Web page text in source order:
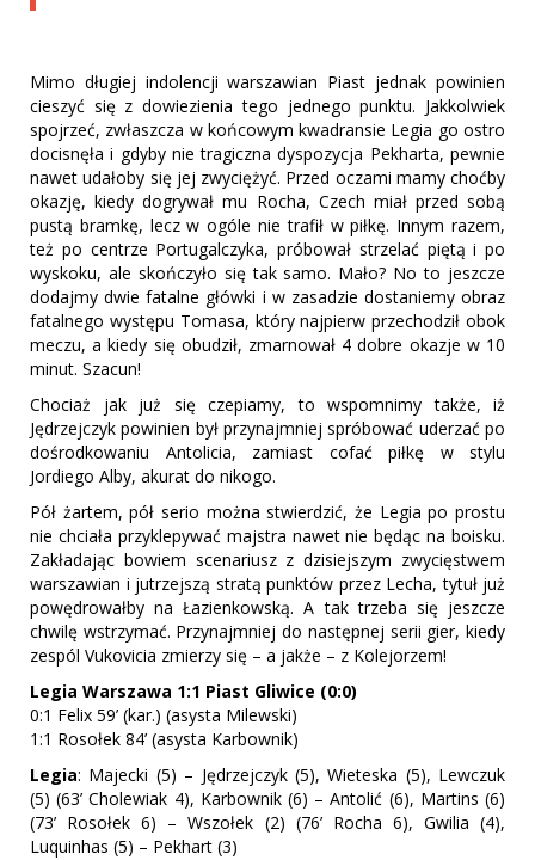
Mimo długiej indolencji warszawian Piast jednak powinien
cieszyć się z dowiezienia tego jednego punktu. Jakkolwiek
spojrzeć, zwłaszcza w końcowym kwadransie Legia go ostro
docisnęła i gdyby nie tragiczna dyspozycja Pekharta, pewnie
nawet udałoby się jej zwyciężyć. Przed oczami mamy choćby
okazję, kiedy dogrywał mu Rocha, Czech miał przed sobą
pustą bramkę, lecz w ogóle nie trafił w piłkę. Innym razem,
też po centrze Portugalczyka, próbował strzelać piętą i po
wyskoku, ale skończyło się tak samo. Mało? No to jeszcze
dodajmy dwie fatalne główki i w zasadzie dostaniemy obraz
fatalnego występu Tomasa, który najpierw przechodził obok
meczu, a kiedy się obudził, zmarnował 4 dobre okazje w 10
minut. Szacun!
Chociaż jak już się czepiamy, to wspomnimy także, iż
Jędrzejczyk powinien był przynajmniej spróbować uderzać po
dośrodkowaniu Antolicia, zamiast cofać piłkę w stylu
Jordiego Alby, akurat do nikogo.
Pół żartem, pół serio można stwierdzić, że Legia po prostu
nie chciała przyklepywać majstra nawet nie będąc na boisku.
Zakładając bowiem scenariusz z dzisiejszym zwycięstwem
warszawian i jutrzejszą stratą punktów przez Lecha, tytuł już
powędrowałby na Łazienkowską. A tak trzeba się jeszcze
chwilę wstrzymać. Przynajmniej do następnej serii gier, kiedy
zespól Vukovicia zmierzy się – a jakże – z Kolejorzem!
Legia Warszawa 1:1 Piast Gliwice (0:0)
0:1 Felix 59’ (kar.) (asysta Milewski)
1:1 Rosołek 84’ (asysta Karbownik)
Legia: Majecki (5) – Jędrzejczyk (5), Wieteska (5), Lewczuk
(5) (63’ Cholewiak 4), Karbownik (6) – Antolić (6), Martins (6)
(73’ Rosołek 6) – Wszołek (2) (76’ Rocha 6), Gwilia (4),
Luquinhas (5) – Pekhart (3)